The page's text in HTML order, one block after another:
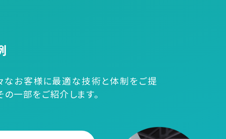
なお客様に最適な技術と体制をご提
の一部をご紹介します。